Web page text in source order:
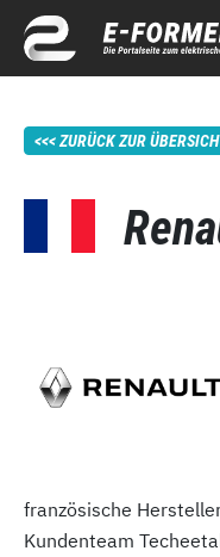
ZURÜCK ZUR
französische
Kundenteam